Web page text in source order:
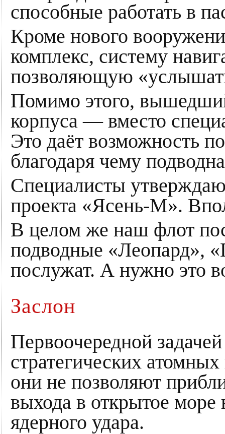
способные работать в
Кроме нового
комплекс, систему
позволяющую
Помимо этого,
корпуса — вместо
Это даёт возможность
благодаря чему
Специалисты
проекта «Ясень-М».
В целом же наш флот
подводные «Леопард»,
послужат. А нужно это
Заслон
Первоочередной
стратегических
они не позволяют
выхода в открытое море
ядерного удара.